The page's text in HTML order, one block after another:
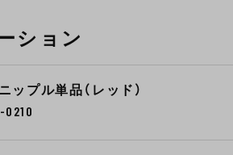
ション
ップル単品（レッド）